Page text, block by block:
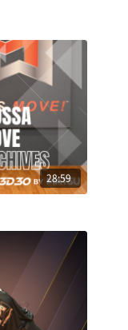
28:59